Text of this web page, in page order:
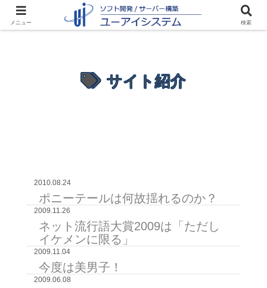
サイト紹介
2010.08.24
ポニーテールは何故揺れるのか？
2009.11.26
ネット流行語大賞2009は「ただし
イケメンに限る」
2009.11.04
今度は美男子！
2009.06.08
メニュー 検索